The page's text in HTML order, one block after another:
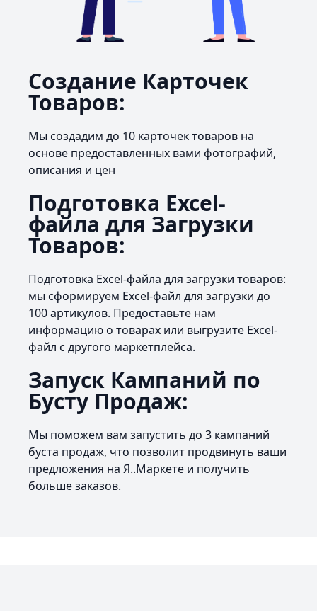
Создание Карточек
Товаров:
Мы создадим до 10 карточек товаров на
основе предоставленных вами фотографий,
описания и цен
Подготовка Excel-
файла для Загрузки
Товаров:
Подготовка Excel-файла для загрузки товаров:
мы сформируем Excel-файл для загрузки до
100 артикулов. Предоставьте нам
информацию о товарах или выгрузите Excel-
файл с другого маркетплейса.
Запуск Кампаний по
Бусту Продаж:
Мы поможем вам запустить до 3 кампаний
буста продаж, что позволит продвинуть ваши
предложения на Я..Маркете и получить
больше заказов.